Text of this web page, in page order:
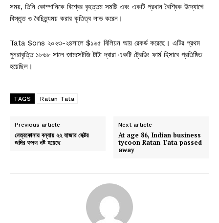
সময়, তিনি কোম্পানিকে বিশ্বের বৃহত্তম সমষ্টি এবং একটি প্রধান বৈশ্বিক উদ্যোগে
বিস্তৃত ও বৈচিত্র্যময় করার কৃতিত্ব লাভ করেন।
Tata Sons ২০২৩-২৪সালে $১৬৫ বিলিয়ন আয় রেকর্ড করেছে। এটির প্রথম
পুনরাবৃত্তি ১৮৬৮ সালে জামসেটজি টাটা দ্বারা একটি ট্রেডিং ফার্ম হিসাবে প্রতিষ্ঠিত
হয়েছিল।
TAGS Ratan Tata
Previous article
নেত্রকোনায় বন্যায় ২২ হাজার হেক্টর
জমির ফসল নষ্ট হয়েছে
Next article
At age 86, Indian business
tycoon Ratan Tata passed
away